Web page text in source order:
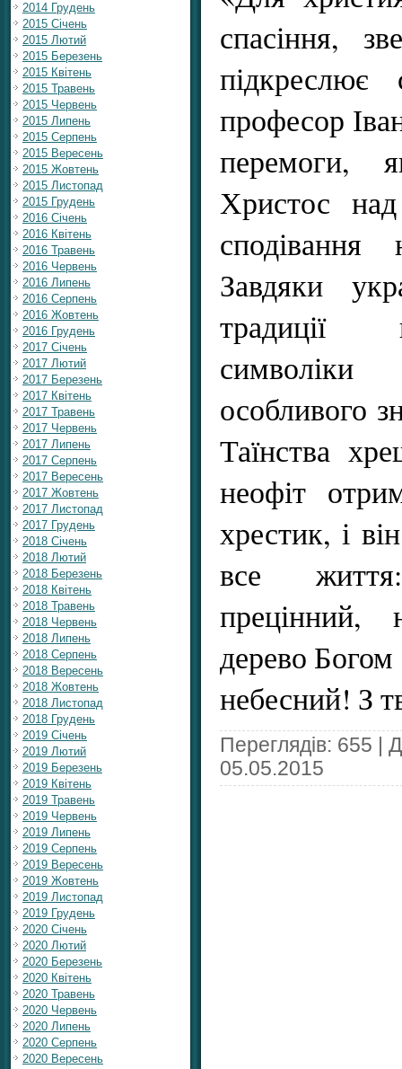
2014 Грудень
2015 Січень
2015 Лютий
2015 Березень
2015 Квітень
2015 Травень
2015 Червень
2015 Липень
2015 Серпень
2015 Вересень
2015 Жовтень
2015 Листопад
2015 Грудень
2016 Січень
2016 Квітень
2016 Травень
2016 Червень
2016 Липень
2016 Серпень
2016 Жовтень
2016 Грудень
2017 Січень
2017 Лютий
2017 Березень
2017 Квітень
2017 Травень
2017 Червень
2017 Липень
2017 Серпень
2017 Вересень
2017 Жовтень
2017 Листопад
2017 Грудень
2018 Січень
2018 Лютий
2018 Березень
2018 Квітень
2018 Травень
2018 Червень
2018 Липень
2018 Серпень
2018 Вересень
2018 Жовтень
2018 Листопад
2018 Грудень
2019 Січень
2019 Лютий
2019 Березень
2019 Квітень
2019 Травень
2019 Червень
2019 Липень
2019 Серпень
2019 Вересень
2019 Жовтень
2019 Листопад
2019 Грудень
2020 Січень
2020 Лютий
2020 Березень
2020 Квітень
2020 Травень
2020 Червень
2020 Липень
2020 Серпень
2020 Вересень
спасіння,
підкреслює
професор
перемоги,
Христос
Завдяки
традиції
особливого
Таїнства
неофіт
хрестик, і
все
дерево Богом
небесний! З
Переглядів: 655 |
05.05.2015